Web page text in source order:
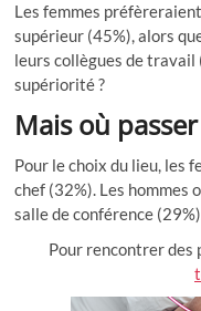
Les femmes
supérieur (45%), alors
leurs collègues de
supériorité ?
Mais où
Pour le choix du lieu, les
chef (32%). Les hommes
salle de conférence
Pour rencontrer des